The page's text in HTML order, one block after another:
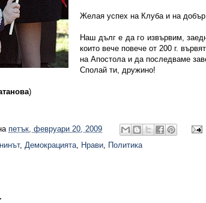
Желая успех на Клуба и на
Наш дълг е да го извървим,
които вече повече от 200 г.
на Апостола и да последваме
Сполай ти, дружино!
)
петък, февруари 20, 2009
, Демокрацията, Нрави, Политика